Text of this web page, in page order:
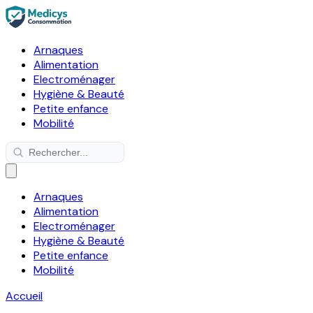
Arnaques
Alimentation
Electroménager
Hygiène & Beauté
Petite enfance
Mobilité
Arnaques
Alimentation
Electroménager
Hygiène & Beauté
Petite enfance
Mobilité
Accueil